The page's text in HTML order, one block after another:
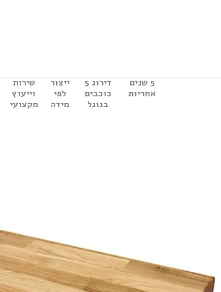
5 שנים
אחריות
דירוג 5
כוכבים
בגוגל
ייצור
לפי
מידה
שירות
וייעוץ
מקצועי